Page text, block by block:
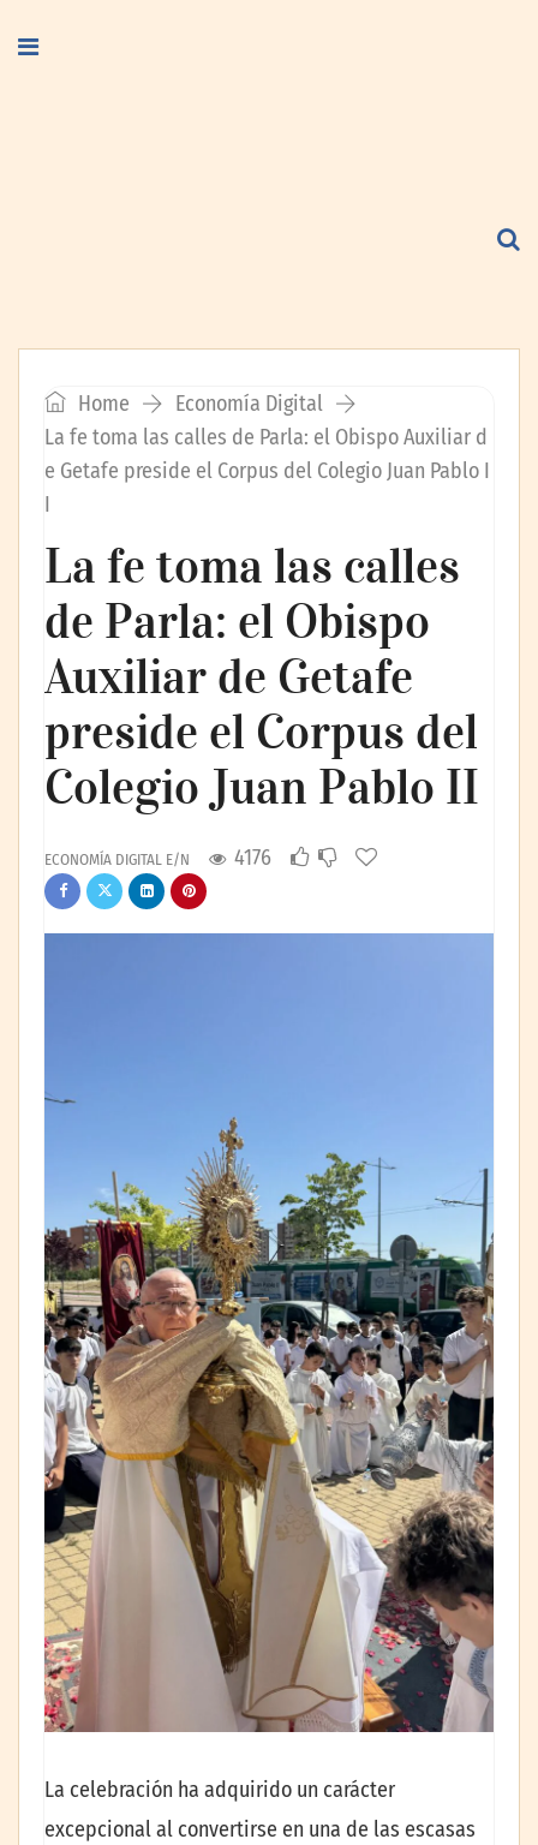
Home
Economía Digital
La fe toma las calles de Parla: el Obispo Auxiliar d
e Getafe preside el Corpus del Colegio Juan Pablo I
I
La fe toma las calles
de Parla: el Obispo
Auxiliar de Getafe
preside el Corpus del
Colegio Juan Pablo II
ECONOMÍA DIGITAL E/N 4176
La celebración ha adquirido un carácter
excepcional al convertirse en una de las escasas